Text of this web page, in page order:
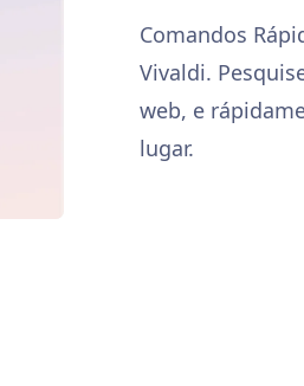
Comandos
Vivaldi.
web, e
lugar.